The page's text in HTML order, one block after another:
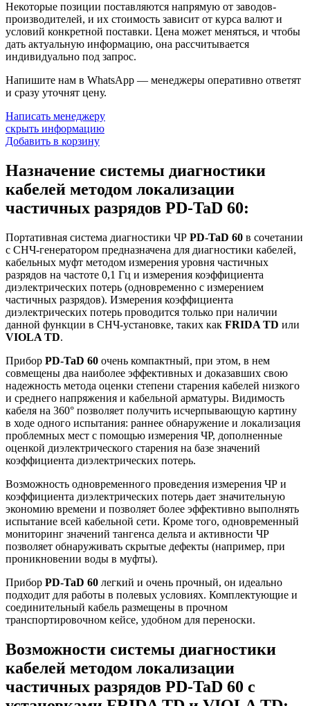
Некоторые позиции поставляются напрямую от заводов-
производителей, и их стоимость зависит от курса валют и
условий конкретной поставки. Цена может меняться, и чтобы
дать актуальную информацию, она рассчитывается
индивидуально под запрос.
Напишите нам в WhatsApp — менеджеры оперативно ответят
и сразу уточнят цену.
Написать менеджеру
скрыть информацию
Добавить в корзину
Назначение системы диагностики
кабелей методом локализации
частичных разрядов PD-TaD 60:
Портативная система диагностики ЧР PD-TaD 60 в сочетании
с СНЧ-генератором предназначена для диагностики кабелей,
кабельных муфт методом измерения уровня частичных
разрядов на частоте 0,1 Гц и измерения коэффициента
диэлектрических потерь (одновременно с измерением
частичных разрядов). Измерения коэффициента
диэлектрических потерь проводится только при наличии
данной функции в СНЧ-установке, таких как FRIDA TD или
VIOLA TD.
Прибор PD-TaD 60 очень компактный, при этом, в нем
совмещены два наиболее эффективных и доказавших свою
надежность метода оценки степени старения кабелей низкого
и среднего напряжения и кабельной арматуры. Видимость
кабеля на 360° позволяет получить исчерпывающую картину
в ходе одного испытания: раннее обнаружение и локализация
проблемных мест с помощью измерения ЧР, дополненные
оценкой диэлектрического старения на базе значений
коэффициента диэлектрических потерь.
Возможность одновременного проведения измерения ЧР и
коэффициента диэлектрических потерь дает значительную
экономию времени и позволяет более эффективно выполнять
испытание всей кабельной сети. Кроме того, одновременный
мониторинг значений тангенса дельта и активности ЧР
позволяет обнаруживать скрытые дефекты (например, при
проникновении воды в муфты).
Прибор PD-TaD 60 легкий и очень прочный, он идеально
подходит для работы в полевых условиях. Комплектующие и
соединительный кабель размещены в прочном
транспортировочном кейсе, удобном для переноски.
Возможности системы диагностики
кабелей методом локализации
частичных разрядов PD-TaD 60 c